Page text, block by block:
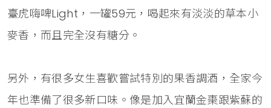
臺虎嗨啤Light，一罐59元，喝起來有淡淡的草本小
麥香，而且完全沒有糖分。
另外，有很多女生喜歡嘗試特別的果香調酒，全家今
年也準備了很多新口味。像是加入宜蘭金棗跟紫蘇的